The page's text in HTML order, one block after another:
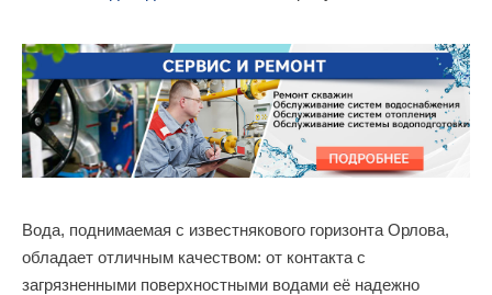
Вода, поднимаемая с известнякового горизонта Орлова,
обладает отличным качеством: от контакта с
загрязненными поверхностными водами её надежно